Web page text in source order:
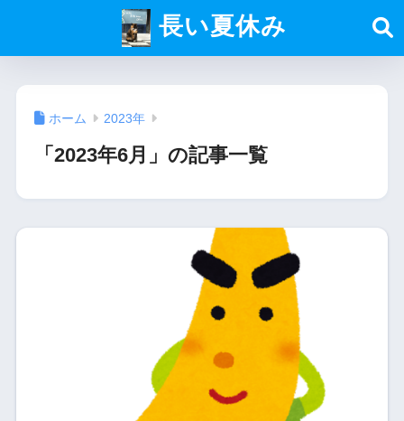
長い夏休み
ホーム 2023年
「2023年6月」の記事一覧